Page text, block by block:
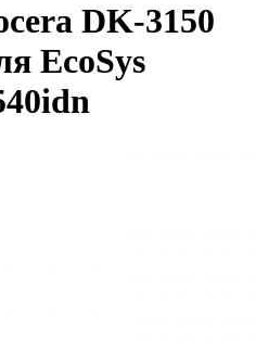
DK-3150
EcoSys